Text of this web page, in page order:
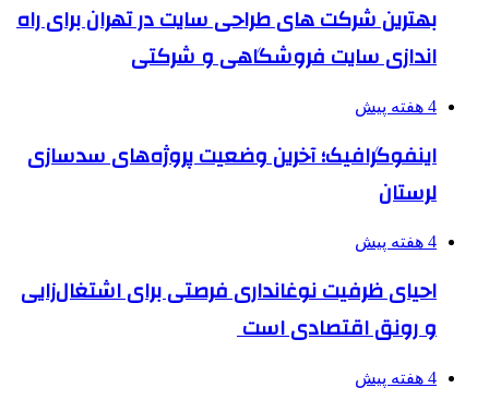
بهترین شرکت های طراحی سایت در تهران برای راه
اندازی سایت فروشگاهی و شرکتی
4 هفته پیش
اینفوگرافیک؛ آخرین وضعیت پروژه‌های سدسازی
لرستان
4 هفته پیش
احیای ظرفیت نوغانداری فرصتی برای اشتغال‌زایی
و رونق اقتصادی است
4 هفته پیش